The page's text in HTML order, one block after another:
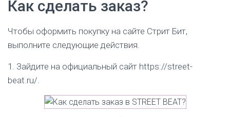
Дзен
Telegram
Наличные
СБП
Долями
Подарочный сертификат
Самовывоз из магазина
В пункты выдачи и постаматы 5Post
Яндекс Доставка
момента покупки.
При необходимости вы сможете вернуть или
обменять купленный товар в течение 30 дней.
упаковки.
Как сделать заказ?
Чтобы оформить покупку на сайте Стрит Бит,
выполните следующие действия.
1. Зайдите на официальный сайт https://street-
beat.ru/.